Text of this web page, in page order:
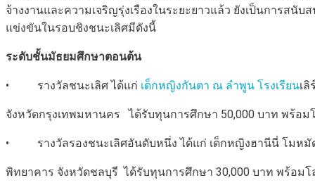
จ้างงานและความเจริญรุ่งเรืองในระยะยาวแล้ว ยังเป็นการส
แข่งขันในรอบชิงชนะเลิศมีดังนี้
ระดับชั้นมัธยมศึกษาตอนต้น
• รางวัลชนะเลิศ ได้แก่ เด็กหญิงกันตา ณ ลำพูน โรงเรียนเ
จังหวัดกรุงเทพมหานคร ได้รับทุนการศึกษา 50,000 บาท พร้อม
• รางวัลรองชนะเลิศอันดับหนึ่ง ได้แก่ เด็กหญิงฮานีนี่ โมหมัด
พิทยาคาร จังหวัดชลบุรี ได้รับทุนการศึกษา 30,000 บาท พร้อม